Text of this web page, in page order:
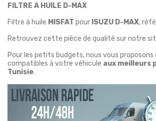
FILTRE A HUILE D-MAX
Filtre à huile MISFAT pour ISUZU D-MAX,
Retrouvez cette pièce de qualité sur notre
Pour les petits budgets, nous vous proposons
compatibles à votre véhicule aux meilleurs
Tunisie.